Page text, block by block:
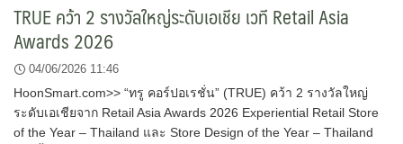
TRUE คว้า 2 รางวัลใหญ่ระดับเอเชีย เวที Retail Asia
Awards 2026
04/06/2026 11:46
HoonSmart.com>> “ทรู คอร์ปอเรชั่น” (TRUE) คว้า 2 รางวัลใหญ่
ระดับเอเชียจาก Retail Asia Awards 2026 Experiential Retail Store
of the Year – Thailand และ Store Design of the Year – Thailand